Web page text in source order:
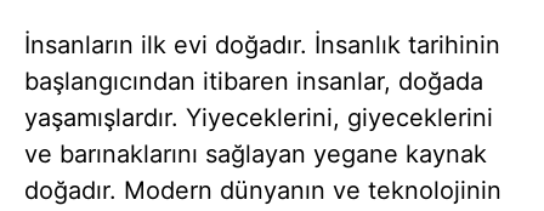
İnsanların ilk evi doğadır. İnsanlık tarihinin
başlangıcından itibaren insanlar, doğada
yaşamışlardır. Yiyeceklerini, giyeceklerini
ve barınaklarını sağlayan yegane kaynak
doğadır. Modern dünyanın ve teknolojinin